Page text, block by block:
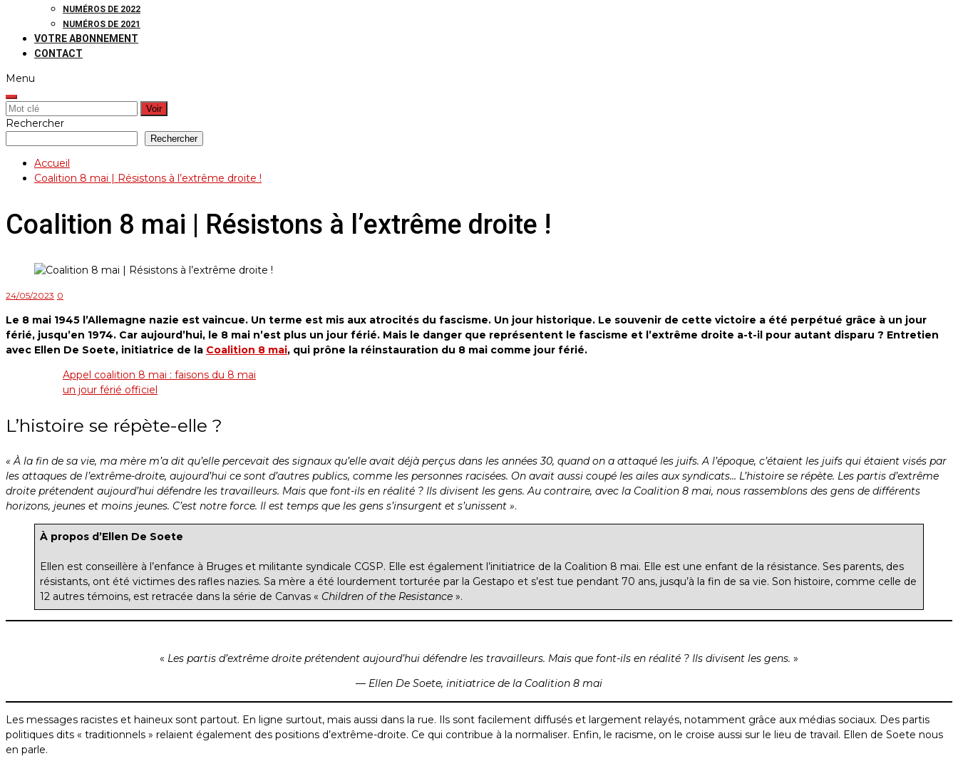
NUMÉROS DE 2022
NUMÉROS DE 2021
VOTRE ABONNEMENT
CONTACT
Menu
Rechercher:
Rechercher
Rechercher
Accueil
Coalition 8 mai | Résistons à l’extrême droite !
Coalition 8 mai | Résistons à l’extrême droite !
24/05/2023 0
Le 8 mai 1945 l’Allemagne nazie est vaincue. Un terme est mis aux atrocités du fascisme. Un jour historique. Le souvenir de cette victoire a été perpétué grâce à un jour
férié, jusqu’en 1974. Car aujourd’hui, le 8 mai n’est plus un jour férié. Mais le danger que représentent le fascisme et l’extrême droite a-t-il pour autant disparu ? Entretien
avec Ellen De Soete, initiatrice de la Coalition 8 mai, qui prône la réinstauration du 8 mai comme jour férié.
Appel coalition 8 mai : faisons du 8 mai
un jour férié officiel
L’histoire se répète-elle ?
« À la fin de sa vie, ma mère m’a dit qu’elle percevait des signaux qu’elle avait déjà perçus dans les années 30, quand on a attaqué les juifs. A l’époque, c’étaient les juifs qui étaient visés par
les attaques de l’extrême-droite, aujourd’hui ce sont d’autres publics, comme les personnes racisées. On avait aussi coupé les ailes aux syndicats… L’histoire se répète. Les partis d’extrême
droite prétendent aujourd’hui défendre les travailleurs. Mais que font-ils en réalité ? Ils divisent les gens. Au contraire, avec la Coalition 8 mai, nous rassemblons des gens de différents
horizons, jeunes et moins jeunes. C’est notre force. Il est temps que les gens s’insurgent et s’unissent ».
À propos d’Ellen De Soete
Ellen est conseillère à l’enfance à Bruges et militante syndicale CGSP. Elle est également l’initiatrice de la Coalition 8 mai. Elle est une enfant de la résistance. Ses parents, des
résistants, ont été victimes des rafles nazies. Sa mère a été lourdement torturée par la Gestapo et s’est tue pendant 70 ans, jusqu’à la fin de sa vie. Son histoire, comme celle de
12 autres témoins, est retracée dans la série de Canvas « Children of the Resistance ».
« Les partis d’extrême droite prétendent aujourd’hui défendre les travailleurs. Mais que font-ils en réalité ? Ils divisent les gens. »
— Ellen De Soete, initiatrice de la Coalition 8 mai
Les messages racistes et haineux sont partout. En ligne surtout, mais aussi dans la rue. Ils sont facilement diffusés et largement relayés, notamment grâce aux médias sociaux. Des partis
politiques dits « traditionnels » relaient également des positions d’extrême-droite. Ce qui contribue à la normaliser. Enfin, le racisme, on le croise aussi sur le lieu de travail. Ellen de Soete nous
en parle.